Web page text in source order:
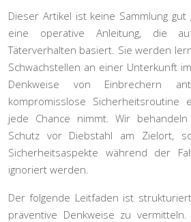
Dieser Artikel ist keine Sammlung
eine operative Anleitung, die
Täterverhalten basiert. Sie werden
Schwachstellen an einer Unterkunft
Denkweise von Einbrechern
kompromisslose Sicherheitsroutine
jede Chance nimmt. Wir
Schutz vor Diebstahl am Zielort,
Sicherheitsaspekte während der
ignoriert werden.
Der folgende Leitfaden ist
präventive Denkweise zu